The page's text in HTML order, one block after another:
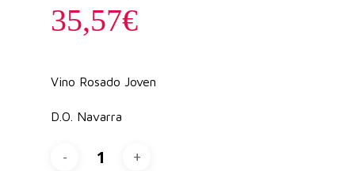
35,57€
Vino Rosado Joven
D.O. Navarra